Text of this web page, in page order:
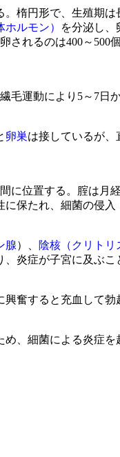
。楕円形で、生殖期
ルモン）
を分泌し、
れるのは400～500
毛運動により5～7日
卵巣は接しているが
に位置する。腟は月
保たれ、細菌の侵入
腺）、 陰核（クリトリ
炎症が子宮に及ぶこ
奮すると充血して勃
、細菌による炎症を